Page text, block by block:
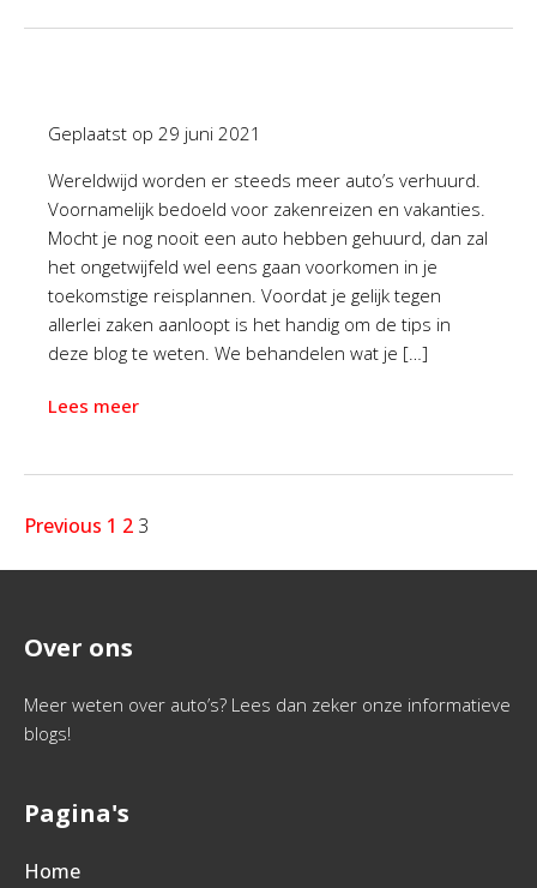
Geplaatst op 29 juni 2021
Wereldwijd worden er steeds meer auto’s verhuurd.
Voornamelijk bedoeld voor zakenreizen en vakanties.
Mocht je nog nooit een auto hebben gehuurd, dan zal
het ongetwijfeld wel eens gaan voorkomen in je
toekomstige reisplannen. Voordat je gelijk tegen
allerlei zaken aanloopt is het handig om de tips in
deze blog te weten. We behandelen wat je […]
Lees meer
Previous 1 2 3
Over ons
Meer weten over auto’s? Lees dan zeker onze informatieve
blogs!
Pagina's
Home